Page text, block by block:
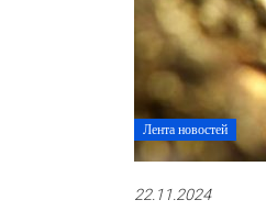
Лента новостей
22.11.2024